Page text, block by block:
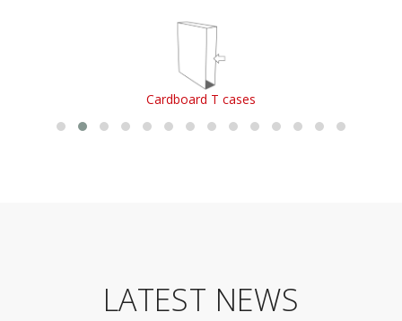
Cardboard T cases
LATEST NEWS